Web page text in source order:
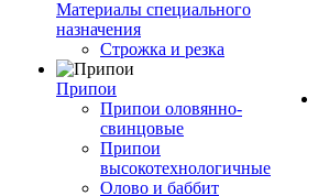
Материалы специального
назначения
Строжка и резка
Припои
Припои оловянно-
свинцовые
Припои
высокотехнологичные
Олово и баббит